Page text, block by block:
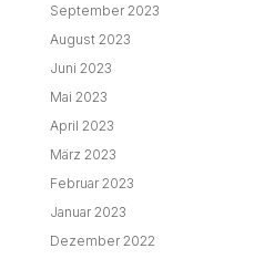
September 2023
August 2023
Juni 2023
Mai 2023
April 2023
März 2023
Februar 2023
Januar 2023
Dezember 2022